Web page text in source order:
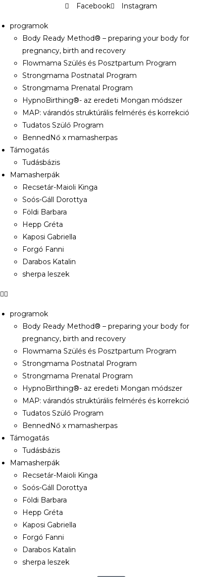
Facebook Instagram
programok
Body Ready Method® – preparing your body for
pregnancy, birth and recovery
Flowmama Szülés és Posztpartum Program
Strongmama Postnatal Program
Strongmama Prenatal Program
HypnoBirthing®- az eredeti Mongan módszer
MAP: várandós struktúrális felmérés és korrekció
Tudatos Szülő Program
BennedNő x mamasherpas
Támogatás
Tudásbázis
Mamasherpák
Recsetár-Maioli Kinga
Soós-Gáll Dorottya
Földi Barbara
Hepp Gréta
Kaposi Gabriella
Forgó Fanni
Darabos Katalin
sherpa leszek
programok
Body Ready Method® – preparing your body for
pregnancy, birth and recovery
Flowmama Szülés és Posztpartum Program
Strongmama Postnatal Program
Strongmama Prenatal Program
HypnoBirthing®- az eredeti Mongan módszer
MAP: várandós struktúrális felmérés és korrekció
Tudatos Szülő Program
BennedNő x mamasherpas
Támogatás
Tudásbázis
Mamasherpák
Recsetár-Maioli Kinga
Soós-Gáll Dorottya
Földi Barbara
Hepp Gréta
Kaposi Gabriella
Forgó Fanni
Darabos Katalin
sherpa leszek